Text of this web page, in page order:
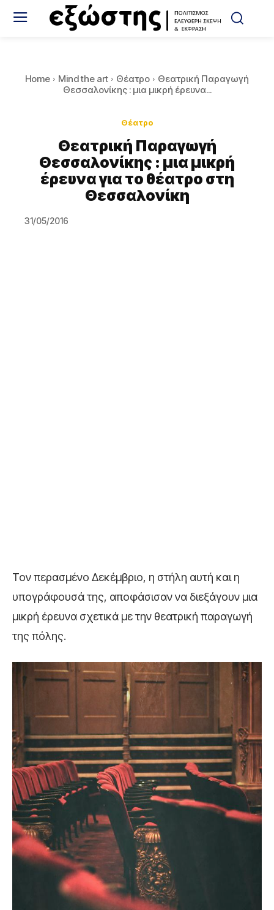
Home Mind the art Θέατρο
Θεατρική Παραγωγή
Θεσσαλονίκης : μια μικρή έρευνα...
Θέατρο
Θεατρική Παραγωγή
Θεσσαλονίκης : μια μικρή
έρευνα για το θέατρο στη
Θεσσαλονίκη
31/05/2016
Τον περασμένο Δεκέμβριο, η στήλη αυτή και η
υπογράφουσά της, αποφάσισαν να διεξάγουν μια
μικρή έρευνα σχετικά με την θεατρική παραγωγή
της πόλης.